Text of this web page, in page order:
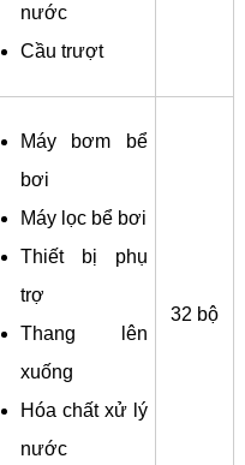
nước
Cầu trượt
Máy bơm bể
bơi
Máy lọc bể bơi
Thiết bị phụ
trợ
Thang lên
xuống
Hóa chất xử lý
nước
32 bộ